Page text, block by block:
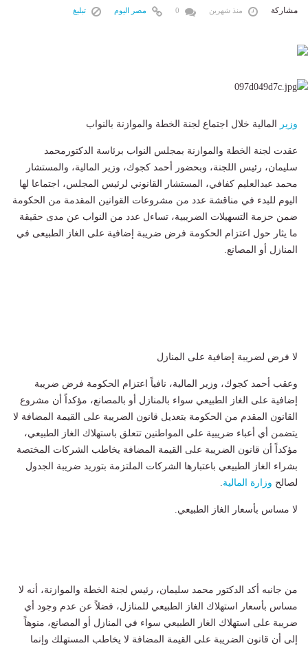
مشاركة منذ شهرين مصر اليوم تبليغ
وزير المالية خلال اجتماع لجنة الخطة والموازنة بالنواب
عقدت لجنة الخطة والموازنة بمجلس النواب برئاسة الدكتورمحمد
سليمان، رئيس اللجنة، وبحضور أحمد كجوك، وزير المالية، والمستشار
محمد عبدالعليم كفافي، المستشار القانوني لرئيس المجلس، اجتماعا لها
اليوم للبدء في مناقشة عدد من مشروعات القوانين المقدمة من الحكومة
ضمن حزمة التسهيلات الضريبية، تساءل عدد من النواب عن مدى حقيقة
ما يثار حول اعتزام الحكومة فرض ضريبة إضافية على الغاز الطبيعى في
المنازل أو المصانع.
لا فرض لضريبة إضافية على المنازل
وعقب أحمد كجوك، وزير المالية، نافياً اعتزام الحكومة فرض ضريبة
إضافية على الغاز الطبيعي سواء بالمنازل أو بالمصانع، مؤكداً أن مشروع
القانون المقدم من الحكومة بتعديل قانون الضريبة على القيمة المضافة لا
يتضمن أي أعباء ضريبية على المواطنين تتعلق باستهلاك الغاز الطبيعي،
مؤكداً أن قانون الضريبة على القيمة المضافة يخاطب الشركات المختصة
بشراء الغاز الطبيعي باعتبارها الشركات الملتزمة بتوريد ضريبة الجدول
لصالح وزارة المالية.
لا مساس بأسعار الغاز الطبيعي.
من جانبه أكد الدكتور محمد سليمان، رئيس لجنة الخطة والموازنة، أنه لا
مساس بأسعار استهلاك الغاز الطبيعي للمنازل، فضلاً عن عدم وجود أي
ضريبة على استهلاك الغاز الطبيعي سواء في المنازل أو المصانع، منوهاً
إلى أن قانون الضريبة على القيمة المضافة لا يخاطب المستهلك وإنما